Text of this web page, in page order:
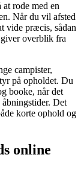
rode med en
Når du vil afsted
vide præcis, sådan
overblik fra
campister,
på opholdet. Du
booke, når det
Det
korte ophold og
online